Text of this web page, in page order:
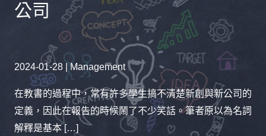
公司
2024-01-28 |Management
在教書的過程中，常有許多學生搞不清楚新創與新公司的
定義，因此在報告的時候鬧了不少笑話。筆者原以為名詞
解釋是基本 […]